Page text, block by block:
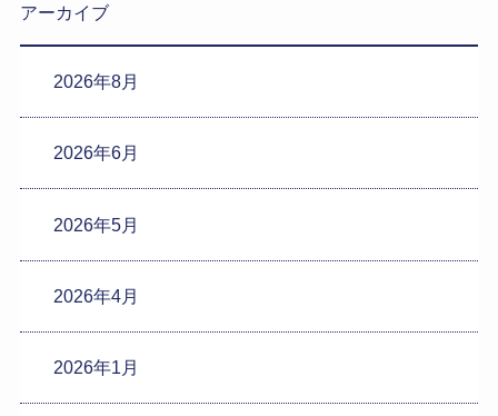
アーカイブ
2026年8月
2026年6月
2026年5月
2026年4月
2026年1月